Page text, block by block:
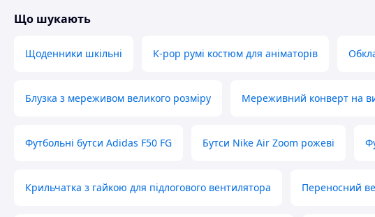
Що шукають
Щоденники шкільні K-pop румі костюм для аніматорів
Блузка з мереживом великого розміру Мереживний конверт на
Футбольні бутси Adidas F50 FG Бутси Nike Air Zoom рожеві
Крильчатка з гайкою для підлогового вентилятора Переносний